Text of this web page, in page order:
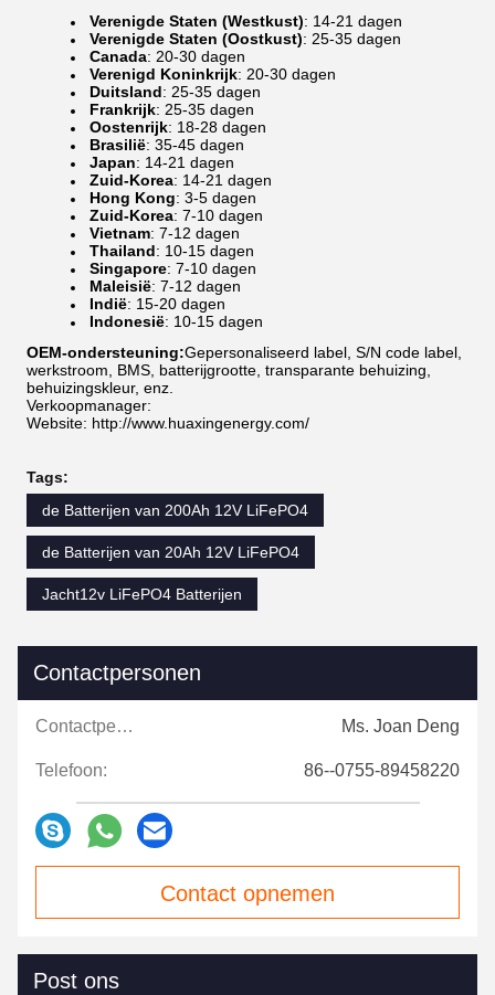
Verenigde Staten (Westkust): 14-21 dagen
Verenigde Staten (Oostkust): 25-35 dagen
Canada: 20-30 dagen
Verenigd Koninkrijk: 20-30 dagen
Duitsland: 25-35 dagen
Frankrijk: 25-35 dagen
Oostenrijk: 18-28 dagen
Brasilië: 35-45 dagen
Japan: 14-21 dagen
Zuid-Korea: 14-21 dagen
Hong Kong: 3-5 dagen
Zuid-Korea: 7-10 dagen
Vietnam: 7-12 dagen
Thailand: 10-15 dagen
Singapore: 7-10 dagen
Maleisië: 7-12 dagen
Indië: 15-20 dagen
Indonesië: 10-15 dagen
OEM-ondersteuning:Gepersonaliseerd label, S/N code label,
werkstroom, BMS, batterijgrootte, transparante behuizing,
behuizingskleur, enz.
Verkoopmanager:
Website: http://www.huaxingenergy.com/
Tags:
de Batterijen van 200Ah 12V LiFePO4
de Batterijen van 20Ah 12V LiFePO4
Jacht12v LiFePO4 Batterijen
Contactpersonen
Contactpersonen: Ms. Joan Deng
Telefoon: 86--0755-89458220
Contact opnemen
Post ons